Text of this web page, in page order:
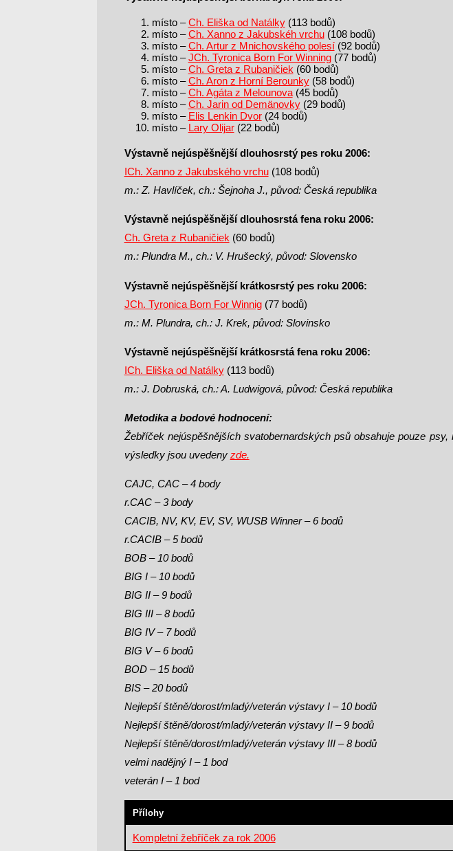
místo –Ch. Eliška od Natálky(113 bodů)
místo –Ch. Xanno z Jakubskéh vrchu(108 bodů)
místo –Ch. Artur z Mnichovského polesí(92 bodů)
místo –JCh. Tyronica Born For Winning(77 bodů)
místo –Ch. Greta z Rubaničiek (60 bodů)
místo –Ch. Aron z Horní Berounky(58 bodů)
místo –Ch. Agáta z Melounova(45 bodů)
místo –Ch. Jarin od Demänovky(29 bodů)
místo – Elis Lenkin Dvor(24 bodů)
místo – Lary Olijar(22 bodů)
Výstavně nejúspěšnější dlouhosrstý pes roku 2006:
ICh. Xanno z Jakubského vrchu(108 bodů)
m.: Z. Havlíček, ch.: Šejnoha J., původ: Česká republika
Výstavně nejúspěšnější dlouhosrstá fena roku 2006:
Ch. Greta z Rubaničiek (60 bodů)
m.: Plundra M., ch.: V. Hrušecký, původ: Slovensko
Výstavně nejúspěšnější krátkosrstý pes roku 2006:
JCh. Tyronica Born For Winnig(77 bodů)
m.: M. Plundra, ch.: J. Krek, původ: Slovinsko
Výstavně nejúspěšnější krátkosrstá fena roku 2006:
ICh. Eliška od Natálky(113 bodů)
m.: J. Dobruská, ch.: A. Ludwigová, původ: Česká republika
Metodika a bodové hodnocení:
Žebříček nejúspěšnějších svatobernardských psů obsahuje pouze
výsledky jsou uvedeny zde.
CAJC, CAC – 4 body
r.CAC – 3 body
CACIB, NV, KV, EV, SV, WUSB Winner – 6 bodů
r.CACIB – 5 bodů
BOB – 10 bodů
BIG I – 10 bodů
BIG II – 9 bodů
BIG III – 8 bodů
BIG IV – 7 bodů
BIG V – 6 bodů
BOD – 15 bodů
BIS – 20 bodů
Nejlepší štěně/dorost/mla­dý/veterán výstavy I – 10 bodů
Nejlepší štěně/dorost/mla­dý/veterán výstavy II – 9 bodů
Nejlepší štěně/dorost/mla­dý/veterán výstavy III – 8 bodů
velmi nadějný I – 1 bod
veterán I – 1 bod
Přílohy
Kompletní žebříček za rok 2006